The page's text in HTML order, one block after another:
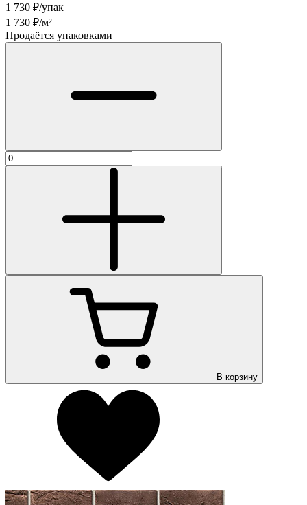
1 730 ₽/упак
1 730 ₽/м²
Продаётся упаковками
В корзину